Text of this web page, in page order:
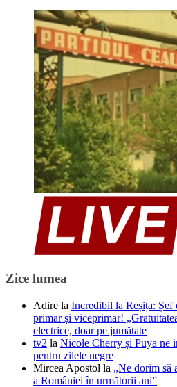
Zice lumea
Adire la Incredibil la Reșița:
primar și viceprimar!
electrice, doar pe jumătate
tv2 la Nicole Cherry și Puya ne
pentru zilele negre
Mircea Apostol la „Ne dorim să
a României în următorii ani”